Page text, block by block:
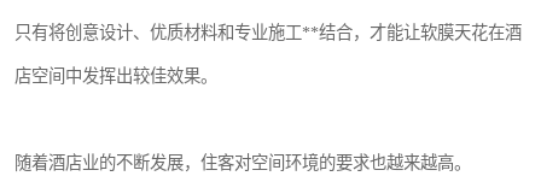
只有将创意设计、优质材料和专业施工**结合，才能让软膜天花在酒
店空间中发挥出较佳效果。
随着酒店业的不断发展，住客对空间环境的要求也越来越高。